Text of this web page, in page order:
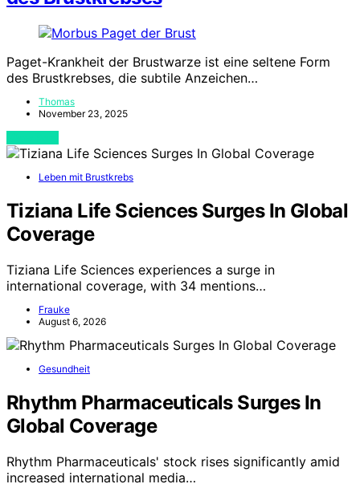
Paget-Krankheit der Brustwarze ist eine seltene Form
des Brustkrebses, die subtile Anzeichen…
Thomas
November 23, 2025
Leben mit Brustkrebs
Tiziana Life Sciences Surges In Global
Coverage
Tiziana Life Sciences experiences a surge in
international coverage, with 34 mentions…
Frauke
August 6, 2026
Gesundheit
Rhythm Pharmaceuticals Surges In
Global Coverage
Rhythm Pharmaceuticals' stock rises significantly amid
increased international media…